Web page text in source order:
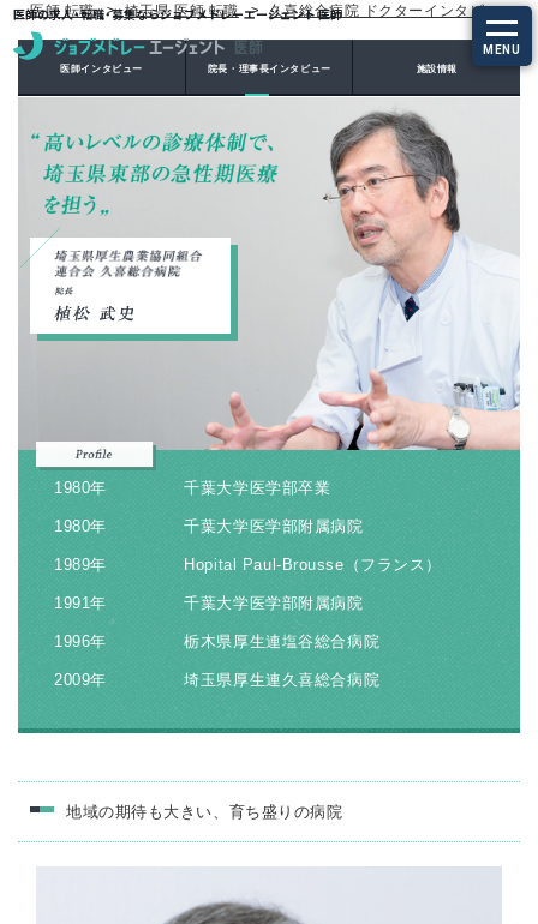
医師の求人・転職・募集ならジョブメドレーエージェント 医師
MENU
常勤の求人
定期非常勤の求人
特集から探す
エージェントサービスTOP
サービスの流れ
医師の求人・転職Q&A
知りたい・聞きたい
転職成功事例
医師の転職マニュアル
データで見る医師の平均年収
医師 転職 埼玉県 医師 転職 久喜総合病院 ドクターインタビュー
医師インタビュー 院長・理事長インタビュー 施設情報
1980年 千葉大学医学部卒業
1980年 千葉大学医学部附属病院
1989年 Hopital Paul-Brousse（フランス）
1991年 千葉大学医学部附属病院
1996年 栃木県厚生連塩谷総合病院
2009年 埼玉県厚生連久喜総合病院
地域の期待も大きい、育ち盛りの病院